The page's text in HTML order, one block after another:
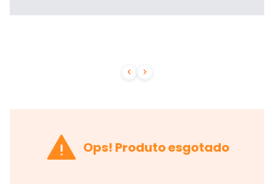
 
 Ops! Produto esgotado